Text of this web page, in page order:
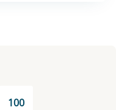
100